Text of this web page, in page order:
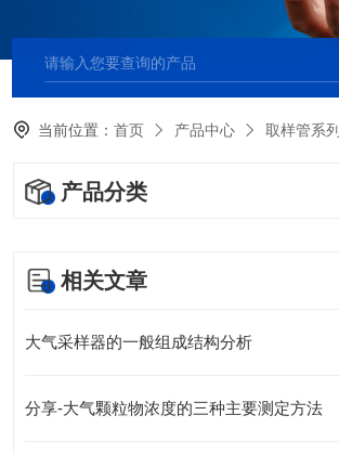
当前位置：首页 产品中心 取样管系列
产品分类
相关文章
大气采样器的一般组成结构分析
分享-大气颗粒物浓度的三种主要测定方法